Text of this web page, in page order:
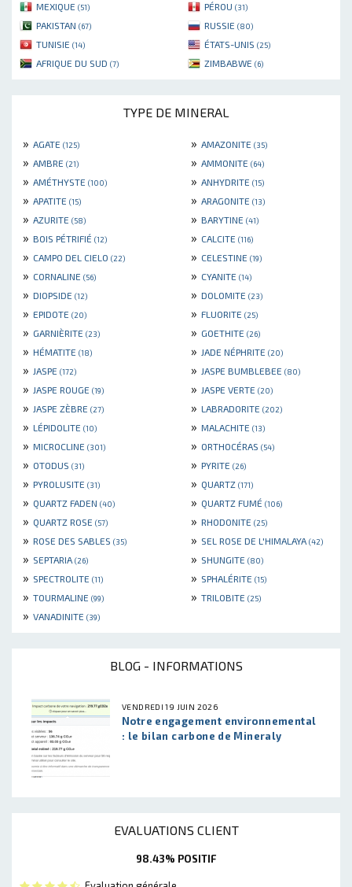
MEXIQUE (51) PÉROU (31)
PAKISTAN (67) RUSSIE (80)
TUNISIE (14) ÉTATS-UNIS (25)
AFRIQUE DU SUD (7) ZIMBABWE (6)
TYPE DE MINERAL
» AGATE (125) » AMAZONITE (35)
» AMBRE (21) » AMMONITE (64)
» AMÉTHYSTE (100) » ANHYDRITE (15)
» APATITE (15) » ARAGONITE (13)
» AZURITE (58) » BARYTINE (41)
» BOIS PÉTRIFIÉ (12) » CALCITE (116)
» CAMPO DEL CIELO (22) » CELESTINE (19)
» CORNALINE (56) » CYANITE (14)
» DIOPSIDE (12) » DOLOMITE (23)
» EPIDOTE (20) » FLUORITE (25)
» GARNIÈRITE (23) » GOETHITE (26)
» HÉMATITE (18) » JADE NÉPHRITE (20)
» JASPE (172) » JASPE BUMBLEBEE (80)
» JASPE ROUGE (19) » JASPE VERTE (20)
» JASPE ZÈBRE (27) » LABRADORITE (202)
» LÉPIDOLITE (10) » MALACHITE (13)
» MICROCLINE (301) » ORTHOCÉRAS (54)
» OTODUS (31) » PYRITE (26)
» PYROLUSITE (31) » QUARTZ (171)
» QUARTZ FADEN (40) » QUARTZ FUMÉ (106)
» QUARTZ ROSE (57) » RHODONITE (25)
» ROSE DES SABLES (35) » SEL ROSE DE L'HIMALAYA (42)
» SEPTARIA (26) » SHUNGITE (80)
» SPECTROLITE (11) » SPHALÉRITE (15)
» TOURMALINE (99) » TRILOBITE (25)
» VANADINITE (39)
BLOG - INFORMATIONS
VENDREDI 19 JUIN 2026
Notre engagement environnemental
: le bilan carbone de Mineraly
EVALUATIONS CLIENT
98.43% POSITIF